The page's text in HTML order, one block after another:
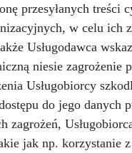
przesyłanych
w celu ich
Usługodawca
niesie zagrożenie
Usługobiorcy
do jego danych
zagrożeń,
jak np. korzystanie